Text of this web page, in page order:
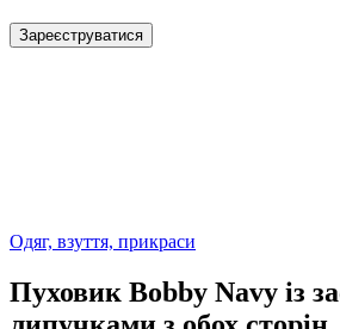
Зареєструватися
Одяг, взуття, прикраси
Пуховик Bobby Navy із